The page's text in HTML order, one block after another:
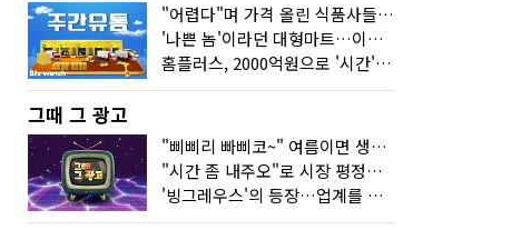
"어렵다"며 가격 올린 식품사들…진짜 어려운 거 맞아?
'나쁜 놈'이라던 대형마트…이젠 '불쌍한 놈' 됐다
홈플러스, 2000억원으로 '시간'을 샀다
그때 그 광고
"삐삐리 빠삐코~" 여름이면 생각나는 그 노래
"시간 좀 내주오"로 시장 평정한 하이마트
'빙그레우스'의 등장…업계를 흔든 '세계관' 마케팅